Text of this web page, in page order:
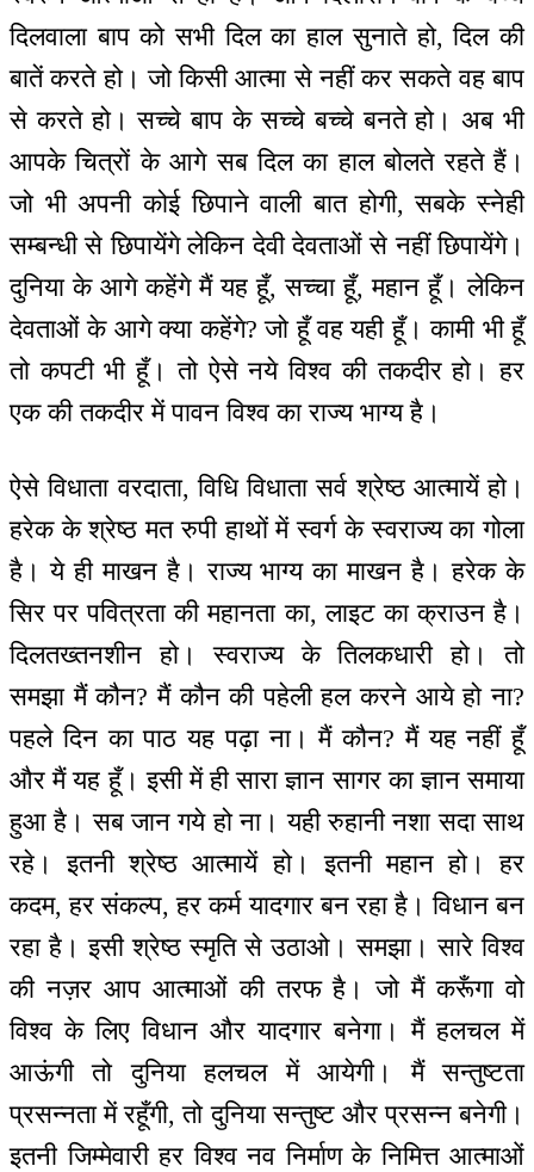
दिलवाला बाप को सभी दिल का हाल सुनाते हो, दिल की
बातें करते हो। जो किसी आत्मा से नहीं कर सकते वह बाप
से करते हो। सच्चे बाप के सच्चे बच्चे बनते हो। अब भी
आपके चित्रों के आगे सब दिल का हाल बोलते रहते हैं।
जो भी अपनी कोई छिपाने वाली बात होगी, सबके स्नेही
सम्बन्धी से छिपायेंगे लेकिन देवी देवताओं से नहीं छिपायेंगे।
दुनिया के आगे कहेंगे मैं यह हूँ, सच्चा हूँ, महान हूँ। लेकिन
देवताओं के आगे क्या कहेंगे? जो हूँ वह यही हूँ। कामी भी हूँ
तो कपटी भी हूँ। तो ऐसे नये विश्व की तकदीर हो। हर
एक की तकदीर में पावन विश्व का राज्य भाग्य है।
ऐसे विधाता वरदाता, विधि विधाता सर्व श्रेष्ठ आत्मायें हो।
हरेक के श्रेष्ठ मत रुपी हाथों में स्वर्ग के स्वराज्य का गोला
है। ये ही माखन है। राज्य भाग्य का माखन है। हरेक के
सिर पर पवित्रता की महानता का, लाइट का क्राउन है।
दिलतख्तनशीन हो। स्वराज्य के तिलकधारी हो। तो
समझा मैं कौन? मैं कौन की पहेली हल करने आये हो ना?
पहले दिन का पाठ यह पढ़ा ना। मैं कौन? मैं यह नहीं हूँ
और मैं यह हूँ। इसी में ही सारा ज्ञान सागर का ज्ञान समाया
हुआ है। सब जान गये हो ना। यही रुहानी नशा सदा साथ
रहे। इतनी श्रेष्ठ आत्मायें हो। इतनी महान हो। हर
कदम, हर संकल्प, हर कर्म यादगार बन रहा है। विधान बन
रहा है। इसी श्रेष्ठ स्मृति से उठाओ। समझा। सारे विश्व
की नज़र आप आत्माओं की तरफ है। जो मैं करूँगा वो
विश्व के लिए विधान और यादगार बनेगा। मैं हलचल में
आऊंगी तो दुनिया हलचल में आयेगी। मैं सन्तुष्टता
प्रसन्नता में रहूँगी, तो दुनिया सन्तुष्ट और प्रसन्न बनेगी।
इतनी जिम्मेवारी हर विश्व नव निर्माण के निमित्त आत्माओं